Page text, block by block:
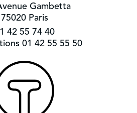
Gambetta
75020 Paris
42 55 74 40
01 42 55 55 50